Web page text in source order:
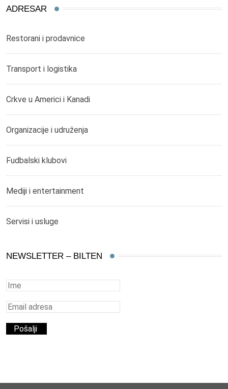
ADRESAR
Restorani i prodavnice
Transport i logistika
Crkve u Americi i Kanadi
Organizacije i udruženja
Fudbalski klubovi
Mediji i entertainment
Servisi i usluge
NEWSLETTER – BILTEN